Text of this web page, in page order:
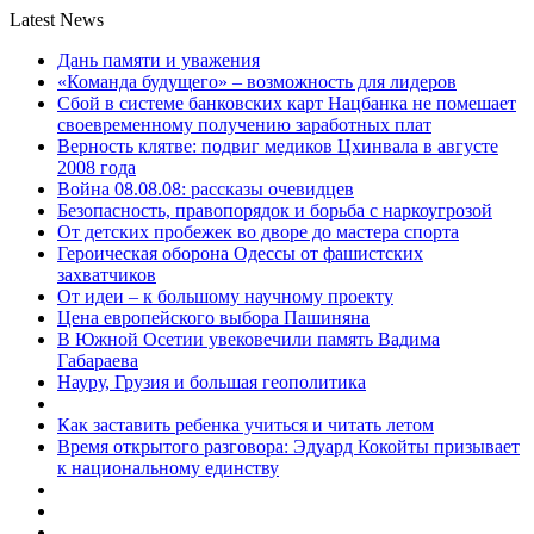
Latest News
Дань памяти и уважения
«Команда будущего» – возможность для лидеров
Сбой в системе банковских карт Нацбанка не помешает
своевременному получению заработных плат
Верность клятве: подвиг медиков Цхинвала в августе
2008 года
Война 08.08.08: рассказы очевидцев
Безопасность, правопорядок и борьба с наркоугрозой
От детских пробежек во дворе до мастера спорта
Героическая оборона Одессы от фашистских
захватчиков
От идеи – к большому научному проекту
Цена европейского выбора Пашиняна
В Южной Осетии увековечили память Вадима
Габараева
Науру, Грузия и большая геополитика
Как заставить ребенка учиться и читать летом
Время открытого разговора: Эдуард Кокойты призывает
к национальному единству